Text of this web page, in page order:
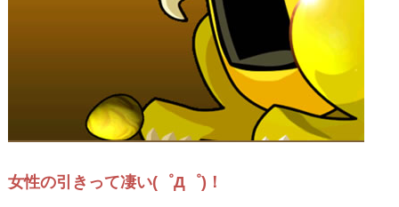
女性の引きって凄い(゜Д゜)！